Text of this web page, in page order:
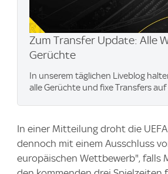
Zum Transfer Update: Alle
Gerüchte
In unserem täglichen Liveblog
alle Gerüchte und fixe Transfers
In einer Mitteilung droht die
dennoch mit einem Ausschluss
europäischen Wettbewerb", falls